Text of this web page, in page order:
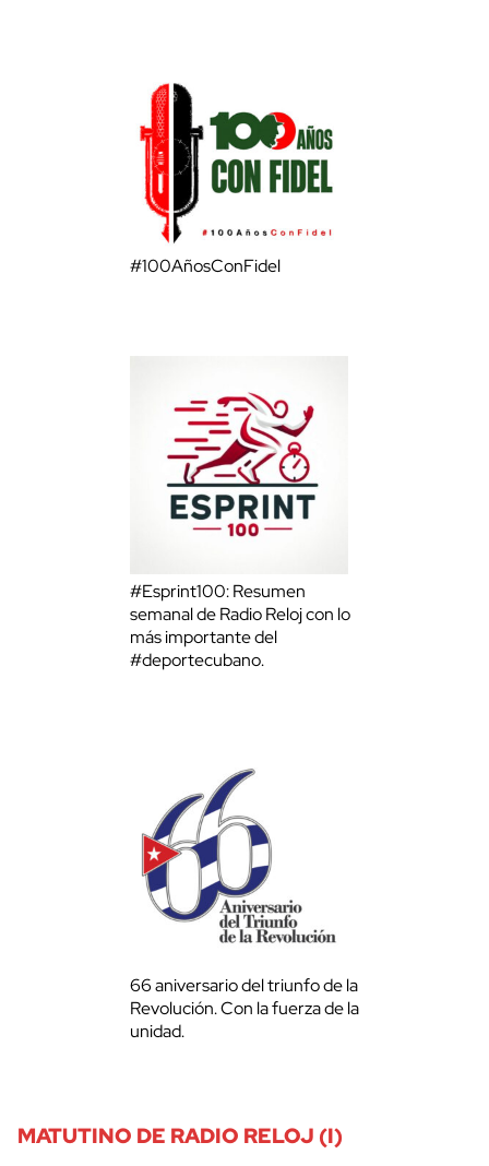
#100AñosConFidel
#Esprint100: Resumen
semanal de Radio Reloj con lo
más importante del
#deportecubano.
66 aniversario del triunfo de la
Revolución. Con la fuerza de la
unidad.
MATUTINO DE RADIO RELOJ (I)